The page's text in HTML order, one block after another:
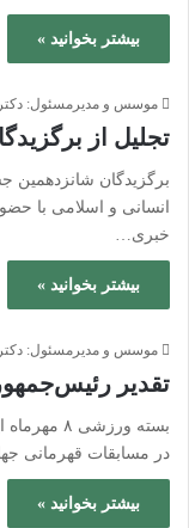
بیشتر بخوانید »
موسس و مدیرمسئول: دکتر
تجلیل از
برگزیدگان شانزدهمین
انسانی و اسلامی با
خبری…
بیشتر بخوانید »
موسس و مدیرمسئول: دکتر
تقدیر
بسته
در مسابقات قهرمانی
بیشتر بخوانید »